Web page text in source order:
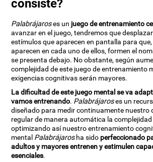
consiste?
Palabrájaroses un juego de entrenamiento
avanzar en el juego, tendremos que
estímulos que aparecen en pantalla para
aparecen en cada uno de ellos, formen el
se presenta debajo. No obstante, según
complejidad de este juego de entrenamiento
exigencias cognitivas serán mayores.
La dificultad de este juego mental se va
vamos entrenando. Palabrájaroses un
diseñado para medir continuamente nuestro
regular de manera automática la
optimizando así nuestro entrenamiento
mental Palabrájarosha sido perfeccionado
adultos y mayores entrenen y estimulen
esenciales.